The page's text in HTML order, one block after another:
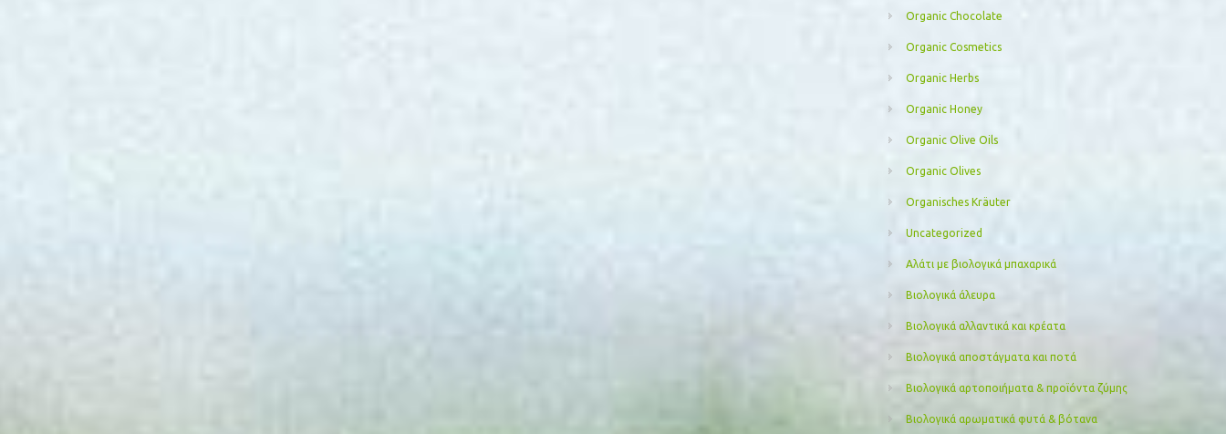
Organic Chocolate
Organic Cosmetics
Organic Herbs
Organic Honey
Organic Olive Oils
Organic Olives
Organisches Kräuter
Uncategorized
Αλάτι με βιολογικά μπαχαρικά
Βιολογικά άλευρα
Βιολογικά αλλαντικά και κρέατα
Βιολογικά αποστάγματα και ποτά
Βιολογικά αρτοποιήματα & προϊόντα ζύμης
Βιολογικά αρωματικά φυτά & βότανα